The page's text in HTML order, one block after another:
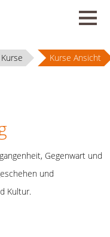
Kurse Ansicht
Gegenwart und
und
Kultur.